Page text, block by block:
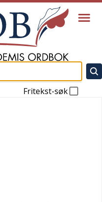
Fritekst-søk